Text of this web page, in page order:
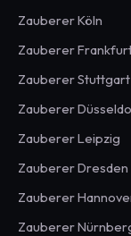
ZaubererKöln
Zauberer
ZaubererStuttgart
Zauberer
ZaubererLeipzig
ZaubererDresden
Zauberer
Zauberer